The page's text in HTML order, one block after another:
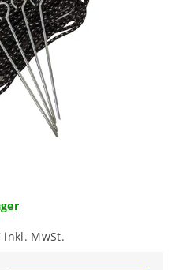
€12,57 inkl. MwSt.